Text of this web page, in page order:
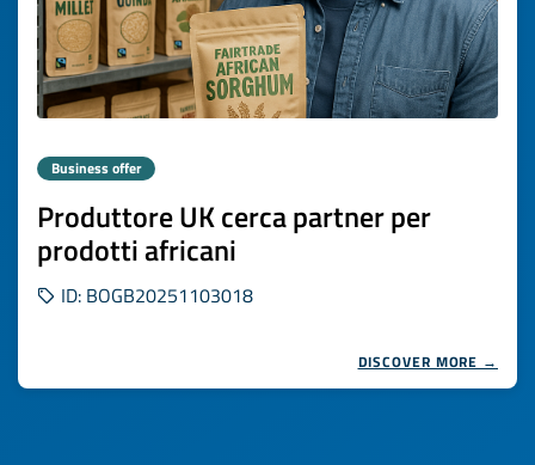
Business offer
Produttore UK cerca partner per
prodotti africani
ID: BOGB20251103018
DISCOVER MORE →